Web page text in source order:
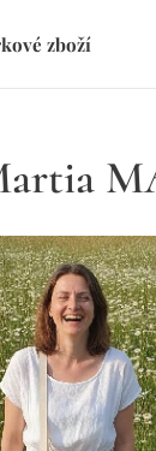
zboží